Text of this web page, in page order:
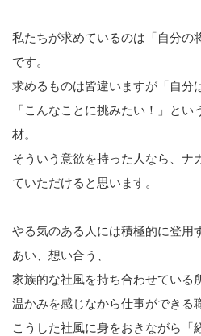
私たちが求めているのは「自分の
です。
求めるものは皆違いますが「自分
「こんなことに挑みたい！」と
材。
そういう意欲を持った人なら、ナ
ていただけると思います。
やる気のある人には積極的に登用
あい、想い合う、
家族的な社風を持ち合わせている
温かみを感じなから仕事ができる
こうした社風に身をおきながら「